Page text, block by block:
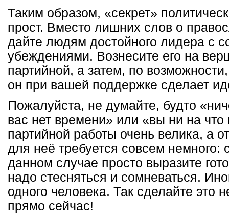
Таким образом, «секрет»
прост. Вместо лишних слов о
дайте людям достойного лидера с
убеждениями. Вознесите его на
партийной, а затем, по
он при вашей поддержке сделает
Пожалуйста, не думайте, будто
вас нет времени» или «вы ни на
партийной работы очень велика, а
для неё требуется совсем немного:
данном случае просто выразите
надо стесняться и сомневаться.
одного человека. Так сделайте это
прямо сейчас!